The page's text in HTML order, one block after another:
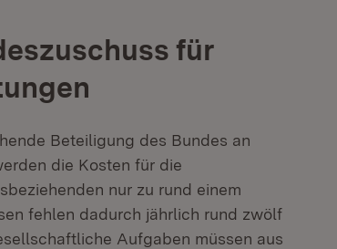
für
Beteiligung des Bundes an
die Kosten für die
nur zu rund einem
fehlen dadurch jährlich rund zwölf
Aufgaben müssen aus